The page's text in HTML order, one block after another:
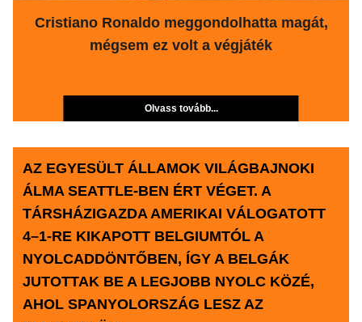
Cristiano Ronaldo meggondolhatta magát,
mégsem ez volt a végjáték
Olvass tovább...
AZ EGYESÜLT ÁLLAMOK VILÁGBAJNOKI
ÁLMA SEATTLE-BEN ÉRT VÉGET. A
TÁRSHÁZIGAZDA AMERIKAI VÁLOGATOTT
4–1-RE KIKAPOTT BELGIUMTÓL A
NYOLCADDÖNTŐBEN, ÍGY A BELGÁK
JUTOTTAK BE A LEGJOBB NYOLC KÖZÉ,
AHOL SPANYOLORSZÁG LESZ AZ